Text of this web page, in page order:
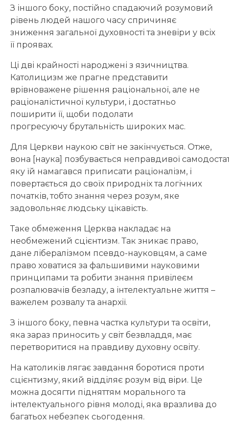
З іншого боку, постійно спадаючий розумовий
рівень людей нашого часу спричиняє
зниження загальної духовності та зневіри у всіх
її проявах.
Ці дві крайності народжені з язичництва.
Католицизм же прагне представити
врівноважене рішення раціональної, але не
раціоналістичної культури, і достатньо
поширити її, щоби подолати
прогресуючу брутальність широких мас.
Для Церкви наукою світ не закінчується. Отже,
вона [наука] позбувається неправдивої
яку їй намагався приписати раціоналізм, і
повертається до своїх природніх та логічних
початків, тобто знання через розум, яке
задовольняє людську цікавість.
Таке обмеження Церква накладає на
необмежений сцієнтизм. Так зникає право,
дане лібералізмом псевдо-науковцям, а саме
право ховатися за фальшивими науковими
принципами та робити знання привілеєм
розпалювачів безладу, а інтелектуальне життя –
важелем розвалу та анархії.
З іншого боку, певна частка культури та освіти,
яка зараз приносить у світ безвладдя, має
перетворитися на правдиву духовну освіту.
На католиків лягає завдання боротися проти
сцієнтизму, який відділяє розум від віри. Це
можна досягти підняттям морального та
інтелектуального рівня молоді, яка вразлива до
багатьох небезпек сьогодення.